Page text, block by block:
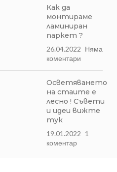
Как да
монтираме
ламиниран
паркет ?
26.04.2022 Няма
коментари
Осветяването
на стаите е
лесно ! Съвети
и идеи вижте
тук
19.01.2022 1
коментар